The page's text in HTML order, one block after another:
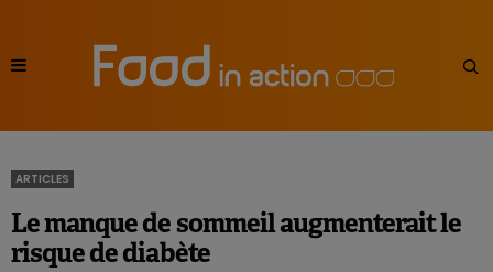
ARTICLES
Le manque de sommeil augmenterait le
risque de diabète